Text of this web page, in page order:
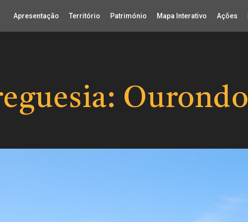
Apresentação Território Património Mapa Interativo Ações
Ourondo